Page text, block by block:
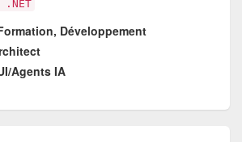
.NET
Développement
Agents IA